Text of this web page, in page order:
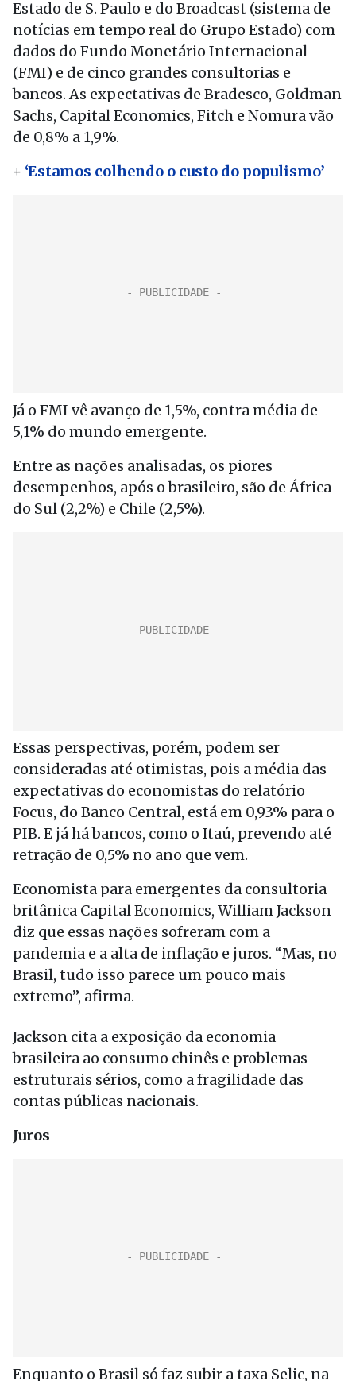
Estado de S. Paulo e do Broadcast (sistema de
notícias em tempo real do Grupo Estado) com
dados do Fundo Monetário Internacional
(FMI) e de cinco grandes consultorias e
bancos. As expectativas de Bradesco, Goldman
Sachs, Capital Economics, Fitch e Nomura vão
de 0,8% a 1,9%.
+ ‘Estamos colhendo o custo do populismo’
Já o FMI vê avanço de 1,5%, contra média de
5,1% do mundo emergente.
Entre as nações analisadas, os piores
desempenhos, após o brasileiro, são de África
do Sul (2,2%) e Chile (2,5%).
Essas perspectivas, porém, podem ser
consideradas até otimistas, pois a média das
expectativas do economistas do relatório
Focus, do Banco Central, está em 0,93% para o
PIB. E já há bancos, como o Itaú, prevendo até
retração de 0,5% no ano que vem.
Economista para emergentes da consultoria
britânica Capital Economics, William Jackson
diz que essas nações sofreram com a
pandemia e a alta de inflação e juros. “Mas, no
Brasil, tudo isso parece um pouco mais
extremo”, afirma.
Jackson cita a exposição da economia
brasileira ao consumo chinês e problemas
estruturais sérios, como a fragilidade das
contas públicas nacionais.
Juros
Enquanto o Brasil só faz subir a taxa Selic, na